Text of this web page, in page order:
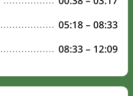
05:18 – 08:33
08:33 – 12:09